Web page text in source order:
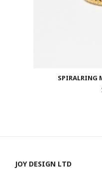
SPIRALRING
JOY DESIGN LTD